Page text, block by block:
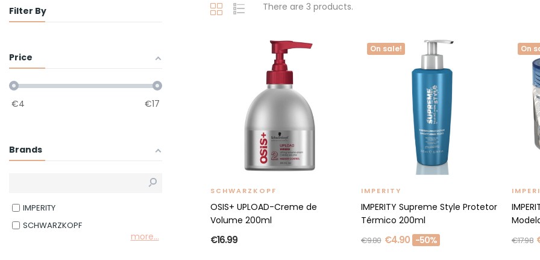
Filter By
Price
€4 €17
Brands
IMPERITY
SCHWARZKOPF
more...
There are 3 products.
SCHWARZKOPF
OSIS+ UPLOAD-Creme de
Volume 200ml
€16.99
On sale!
IMPERITY
IMPERITY Supreme Style Protetor
Térmico 200ml
€9.80 €4.90 -50%
On
€17.98